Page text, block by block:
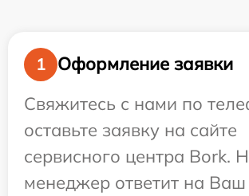
1
Оформление заявки
Свяжитесь с нами по
оставьте заявку на сайте
сервисного центра Bork.
менеджер ответит на Ваш